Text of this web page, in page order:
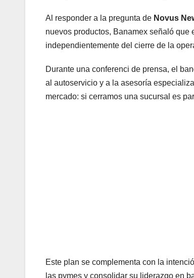
Al responder a la pregunta de Novus
nuevos productos, Banamex señaló que
independientemente del cierre de la
Durante una conferenci de prensa, el
al autoservicio y a la asesoría
mercado: si cerramos una sucursal es
Este plan se complementa con la
las pymes y consolidar su liderazgo en